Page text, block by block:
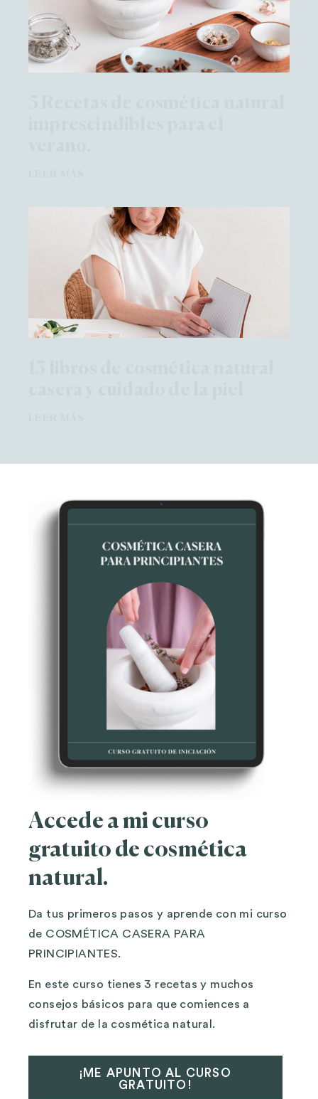
Accede a mi curso
gratuito de cosmética
natural.
Da tus primeros pasos y aprende con mi curso
de COSMÉTICA CASERA PARA
PRINCIPIANTES.
En este curso tienes 3 recetas y muchos
consejos básicos para que comiences a
disfrutar de la cosmética natural.
¡ME APUNTO AL CURSO
GRATUITO!